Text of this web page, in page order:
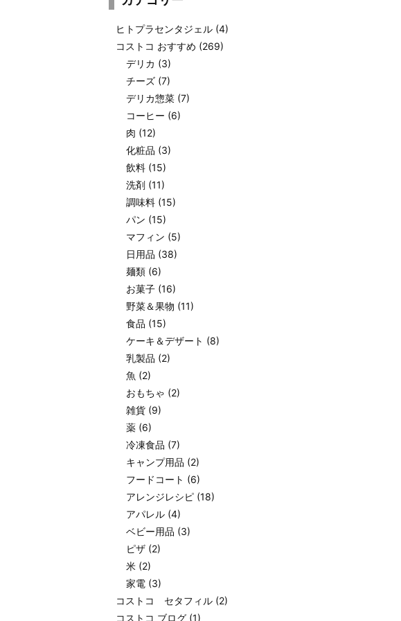
ヒトプラセンタジェル (4)
コストコ おすすめ (269)
デリカ (3)
チーズ (7)
デリカ惣菜 (7)
コーヒー (6)
肉 (12)
化粧品 (3)
飲料 (15)
洗剤 (11)
調味料 (15)
パン (15)
マフィン (5)
日用品 (38)
麺類 (6)
お菓子 (16)
野菜＆果物 (11)
食品 (15)
ケーキ＆デザート (8)
乳製品 (2)
魚 (2)
おもちゃ (2)
雑貨 (9)
薬 (6)
冷凍食品 (7)
キャンプ用品 (2)
フードコート (6)
アレンジレシピ (18)
アパレル (4)
ベビー用品 (3)
ピザ (2)
米 (2)
家電 (3)
コストコ セタフィル (2)
コストコ ブログ (1)